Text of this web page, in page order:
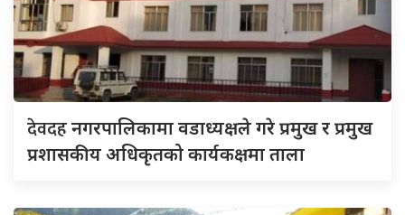
देवदहनगरपालिकामा वडाध्यक्षले गरे प्रमुख र प्रमुख
प्रशासकीय अधिकृतको कार्यकक्षमा ताला